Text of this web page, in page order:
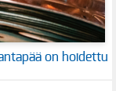
on hoidettu